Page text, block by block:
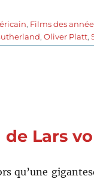
, Films des
,Oliver Platt,
de Lars
qu’une